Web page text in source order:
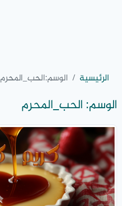
الرئيسية الوسم:الحب_المحرم
الوسم:الحب_المحرم